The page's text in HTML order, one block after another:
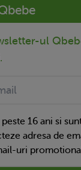
ul
16 ani si
adresa de
uri